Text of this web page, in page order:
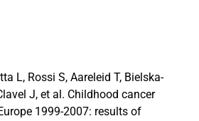
L, Rossi S, Aareleid T, Bielska-
J, et al. Childhood cancer
1999-2007: results of